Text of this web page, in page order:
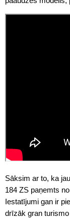
Sāksim ar to, ka
184 ZS paņemts
Iestatījumi gan ir
drīzāk gran